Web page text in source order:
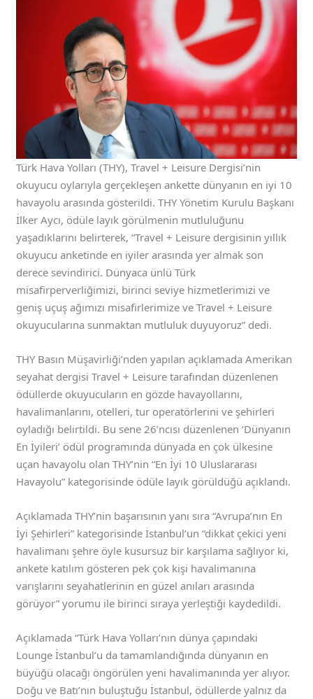
Türk Hava Yolları (THY), Travel + Leisure Dergisi’nin
okuyucu oylarıyla gerçekleşen ankette dünyanın en iyi 10
havayolu arasında gösterildi. THY Yönetim Kurulu Başkanı
İlker Aycı, ödüle layık görülmenin mutluluğunu
yaşadıklarını belirterek, “Travel + Leisure dergisinin yıllık
okuyucu anketinde en iyiler arasında yer almak son
derece sevindirici. Dünyaca ünlü Türk
misafirperverliğimizi, birinci seviye hizmetlerimizi ve
geniş uçuş ağımızı misafirlerimize ve Travel + Leisure
okuyucularına sunmaktan mutluluk duyuyoruz” dedi.
THY Basın Müşavirliği’nden yapılan açıklamada Amerikan
seyahat dergisi Travel + Leisure tarafından düzenlenen
ödüllerde okuyucuların en gözde havayollarını,
havalimanlarını, otelleri, tur operatörlerini ve şehirleri
oyladığı belirtildi. Bu sene 26’ncısı düzenlenen ‘Dünyanın
En İyileri’ ödül programında dünyada en çok ülkesine
uçan havayolu olan THY’nin “En İyi 10 Uluslararası
Havayolu” kategorisinde ödüle layık görüldüğü açıklandı.
Açıklamada THY’nin başarısının yanı sıra “Avrupa’nın En
İyi Şehirleri” kategorisinde İstanbul’un “dikkat çekici yeni
havalimanı şehre öyle kusursuz bir karşılama sağlıyor ki,
ankete katılım gösteren pek çok kişi havalimanına
varışlarını seyahatlerinin en güzel anıları arasında
görüyor” yorumu ile birinci sıraya yerleştiği kaydedildi.
Açıklamada “Türk Hava Yolları’nın dünya çapındaki
Lounge İstanbul’u da tamamlandığında dünyanın en
büyüğü olacağı öngörülen yeni havalimanında yer alıyor.
Doğu ve Batı’nın buluştuğu İstanbul, ödüllerde yalnız da